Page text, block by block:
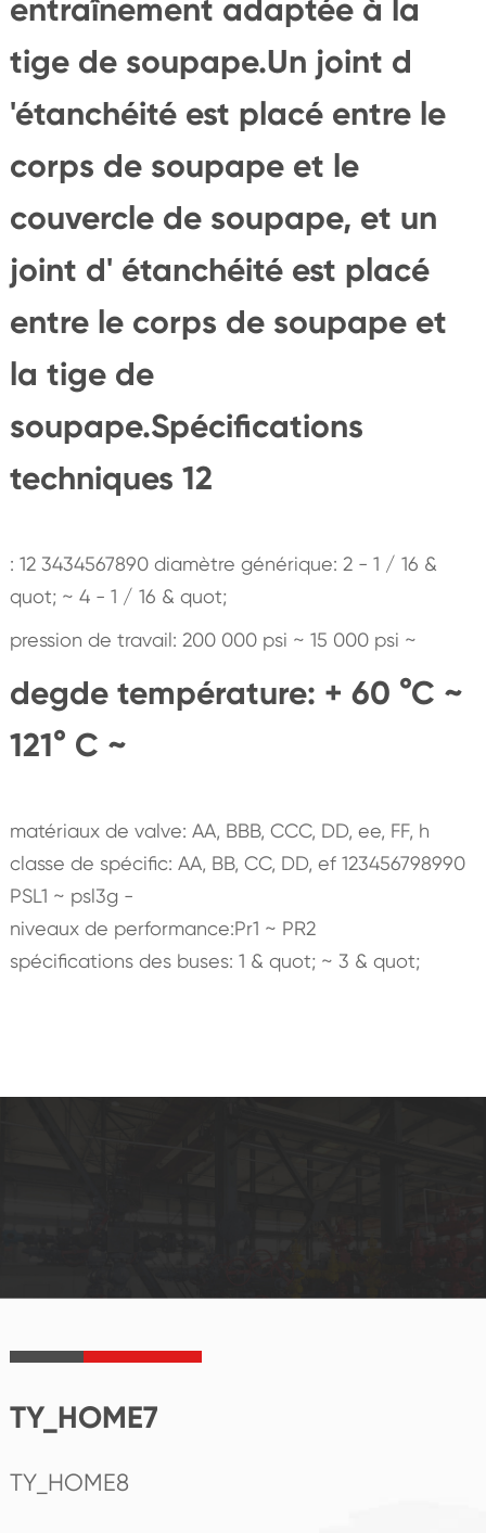
entraînement adaptée à la
tige de soupape.Un joint d
'étanchéité est placé entre le
corps de soupape et le
couvercle de soupape, et un
joint d' étanchéité est placé
entre le corps de soupape et
la tige de
soupape.Spécifications
techniques 12
: 12 3434567890 diamètre générique: 2 - 1 / 16 &
quot; ~ 4 - 1 / 16 & quot;
pression de travail: 200 000 psi ~ 15 000 psi ~
degde température: + 60 °C ~
121° C ~
matériaux de valve: AA, BBB, CCC, DD, ee, FF, h
classe de spécific: AA, BB, CC, DD, ef 123456798990
PSL1 ~ psl3g -
niveaux de performance:Pr1 ~ PR2
spécifications des buses: 1 & quot; ~ 3 & quot;
TY_HOME7
TY_HOME8